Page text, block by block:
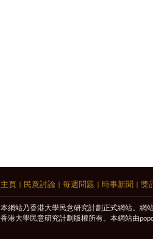
主頁 民意討論 每週問題 時事新聞 獎
本網站乃香港大學民意研究計劃正式網站。網
香港大學民意研究計劃版權所有。本網站由